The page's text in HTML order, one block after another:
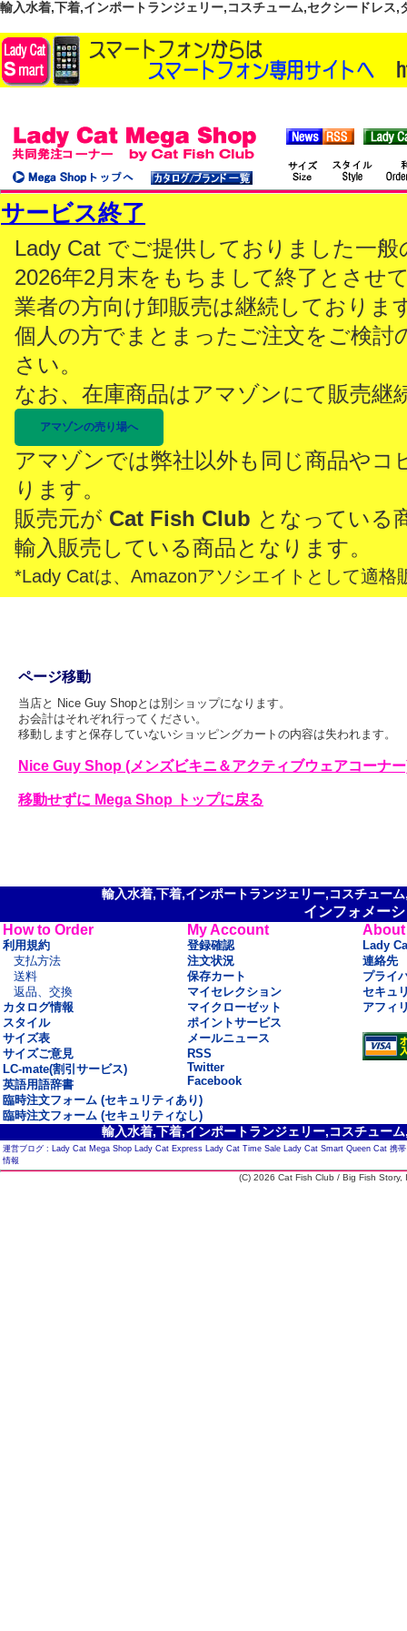
輸入水着,下着,インポートランジェリー,コスチューム,セクシードレス
サービス終了
Lady Cat でご提供しておりました一
2026年2月末をもちまして終了とさせ
業者の方向け卸販売は継続しておりま
個人の方でまとまったご注文をご検討
さい。
なお、在庫商品はアマゾンにて販売継
アマゾンの売り場へ
アマゾンでは弊社以外も同じ商品やコ
ります。
販売元が Cat Fish Club となっている
輸入販売している商品となります。
*Lady Catは、Amazonアソシエイトとして適格
ページ移動
当店と Nice Guy Shopとは別ショップになります。
お会計はそれぞれ行ってください。
移動しますと保存していないショッピングカートの内容は失われます。
Nice Guy Shop (メンズビキニ＆アクティブウェアコーナ
移動せずに Mega Shop トップに戻る
輸入水着,下着,インポートランジェリー,コスチュー
インフォメー
How to Order
利用規約
支払方法
送料
返品、交換
カタログ情報
スタイル
サイズ表
サイズご意見
LC-mate(割引サービス)
英語用語辞書
My Account
登録確認
注文状況
保存カート
マイセレクション
マイクローゼット
ポイントサービス
メールニュース
RSS
Twitter
Facebook
About
Lady
連絡先
プライ
セキュ
アフィ
臨時注文フォーム (セキュリティあり)
臨時注文フォーム (セキュリティなし)
輸入水着,下着,インポートランジェリー,コスチュー
運営ブログ : Lady Cat Mega Shop Lady Cat Express Lady Cat Time Sale Lady Cat Smart Queen Cat 携
情報
(C) 2026 Cat Fish Club / Big Fish Story,